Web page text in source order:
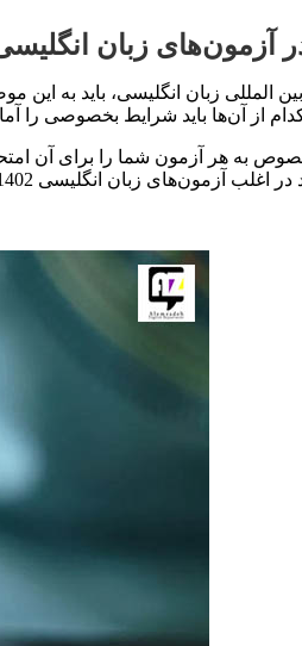
زبان انگلیسی
المللی زبان انگلیسی، باید به
از آن‌ها باید شرایط بخصوصی را
به هر آزمون شما را برای آن
انگلیسی 1402 شرکت کرده و نتیجه مطلوب خود را کسب کنید.